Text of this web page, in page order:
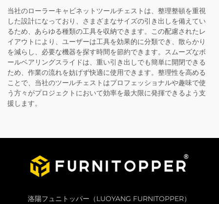
当社のローラーキャビネットツールチェストは、整理整頓を重視
した設計になっており、さまざまなサイズの引き出しを備えてい
るため、あらゆる種類の工具を収納できます。この配慮されたレ
イアウトにより、ユーザーは工具を効果的に分類でき、散らかり
を減らし、必要な機器を探す時間を節約できます。スムーズなボ
ールベアリングスライドは、重い引き出しでも簡単に開閉できる
ため、作業の流れを妨げず快適に使用できます。整理性を高める
ことで、当社のツールチェストはプロフェッショナルや趣味で使
う方々がプロジェクトにおいて効率を最大限に発揮できるよう支
援します。
洛陽フュニトッパー（LUOYANG FURNITOPPER）